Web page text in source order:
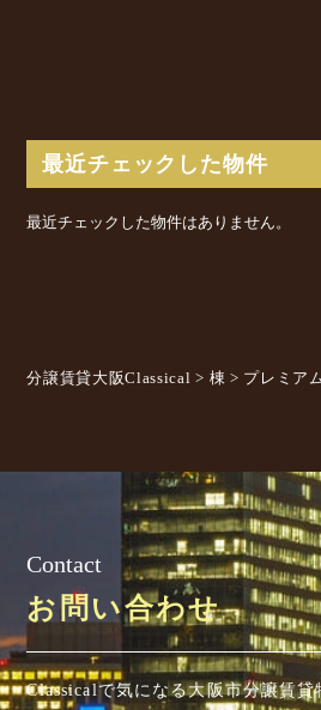
最近チェックした物件
最近チェックした物件はありません。
分譲賃貸大阪Classical > 棟 > プレミア
Contact
お問い合わせ
Classicalで気になる大阪市分譲賃